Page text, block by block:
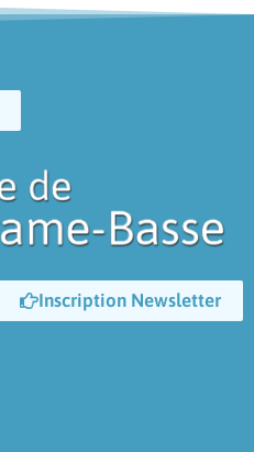
Inscription Newsletter